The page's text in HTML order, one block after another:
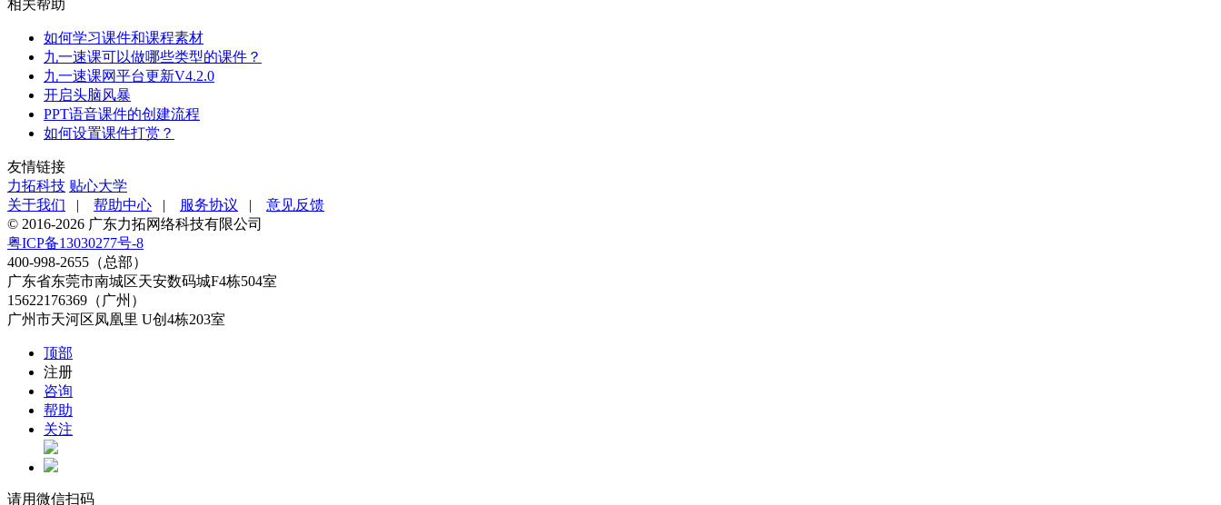
相关帮助
如何学习课件和课程素材
九一速课可以做哪些类型的课件？
九一速课网平台更新V4.2.0
开启头脑风暴
PPT语音课件的创建流程
如何设置课件打赏？
友情链接
力拓科技 贴心大学
关于我们 | 帮助中心 | 服务协议 | 意见反馈
© 2016-2026 广东力拓网络科技有限公司
粤ICP备13030277号-8
400-998-2655（总部）
广东省东莞市南城区天安数码城F4栋504室
15622176369（广州）
广州市天河区凤凰里 U创4栋203室
顶部
注册
咨询
帮助
关注
请用微信扫码